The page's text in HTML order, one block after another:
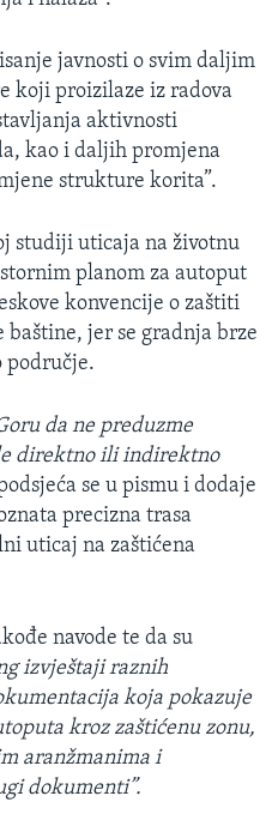
javnosti o svim daljim
koji proizilaze iz radova
aktivnosti
kao i daljih promjena
strukture korita”.
studiji uticaja na životnu
planom za autoput
konvencije o zaštiti
jer se gradnja brze
područje.
da ne preduzme
direktno ili indirektno
se u pismu i dodaje
precizna trasa
uticaj na zaštićena
navode te da su
izvještaji raznih
koja pokazuje
kroz zaštićenu zonu,
aranžmanima i
dokumenti”.